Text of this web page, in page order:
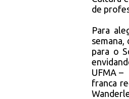
de
Para
para o
UFMA –
franca